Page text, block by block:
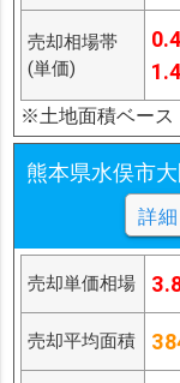
売却相場帯
(単価)
0.4
1.4
※土地面積ベース
熊本県水俣市
詳
売却単価相場
売却平均面積